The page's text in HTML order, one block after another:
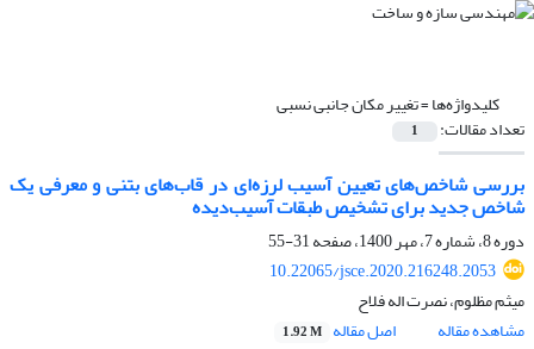
کلیدواژه‌ها =تغییر مکان جانبی نسبی
تعداد مقالات: 1
بررسی شاخص‌های تعیین آسیب لرزه‌ای در قاب‌های بتنی و معرفی یک
شاخص جدید برای تشخیص طبقات آسیب‌دیده
دوره 8، شماره 7، مهر 1400، صفحه
31-55
10.22065/jsce.2020.216248.2053
میثم مظلوم، نصرت اله فلاح
مشاهده مقاله
اصل مقاله 1.92 M